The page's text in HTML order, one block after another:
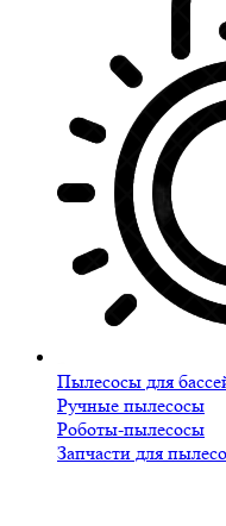
Пылесосы для
Ручные пылесосы
Роботы-пылесосы
Запчасти для